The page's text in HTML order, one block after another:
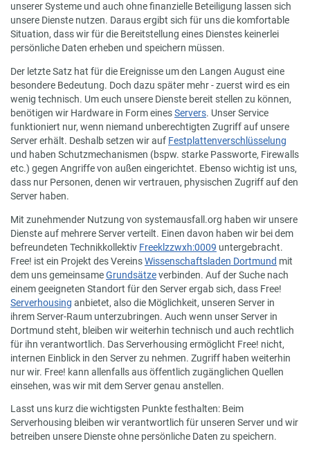
unserer Systeme und auch ohne finanzielle Beteiligung lassen sich
unsere Dienste nutzen. Daraus ergibt sich für uns die komfortable
Situation, dass wir für die Bereitstellung eines Dienstes keinerlei
persönliche Daten erheben und speichern müssen.
Der letzte Satz hat für die Ereignisse um den Langen August eine
besondere Bedeutung. Doch dazu später mehr - zuerst wird es ein
wenig technisch. Um euch unsere Dienste bereit stellen zu können,
benötigen wir Hardware in Form einesServers. Unser Service
funktioniert nur, wenn niemand unberechtigten Zugriff auf unsere
Server erhält. Deshalb setzen wir auf Festplattenverschlüsselung
und haben Schutzmechanismen (bspw. starke Passworte, Firewalls
etc.) gegen Angriffe von außen eingerichtet. Ebenso wichtig ist uns,
dass nur Personen, denen wir vertrauen, physischen Zugriff auf den
Server haben.
Mit zunehmender Nutzung von systemausfall.org haben wir unsere
Dienste auf mehrere Server verteilt. Einen davon haben wir bei dem
befreundeten Technikkollektiv Freeklzzwxh:0009 untergebracht.
Free! ist ein Projekt des VereinsWissenschaftsladen Dortmund mit
dem uns gemeinsameGrundsätzeverbinden. Auf der Suche nach
einem geeigneten Standort für den Server ergab sich, dass Free!
Serverhousing anbietet, also die Möglichkeit, unseren Server in
ihrem Server-Raum unterzubringen. Auch wenn unser Server in
Dortmund steht, bleiben wir weiterhin technisch und auch rechtlich
für ihn verantwortlich. Das Serverhousing ermöglicht Free! nicht,
internen Einblick in den Server zu nehmen. Zugriff haben weiterhin
nur wir. Free! kann allenfalls aus öffentlich zugänglichen Quellen
einsehen, was wir mit dem Server genau anstellen.
Lasst uns kurz die wichtigsten Punkte festhalten: Beim
Serverhousing bleiben wir verantwortlich für unseren Server und wir
betreiben unsere Dienste ohne persönliche Daten zu speichern.